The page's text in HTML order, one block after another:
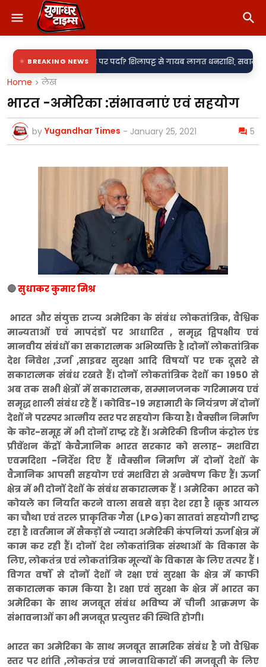
BREAKING NEWS
पारदर्शिता पर पर्दा? शिलापट्ट से गायब लागत धनराशि, सवालों के घेरे में नगर
Home लेख
भारत -अमेरिका :संभावनाएं एवं सहयोग
by Yugandhar Times - January 25, 2021 5
🔴सुधाकर कुमार मिश्र
भारत और संयुक्त राज्य अमेरिका के संबंध लोकतांत्रिक, वैश्विक
मान्यताओं एवं मापदंडों पर आधारित , समृद्ध द्विपक्षीय एवं
मानवीय संबंधों का सकारात्मक अभिव्यक्ति है ।दोनों लोकतांत्रिक
देश निवेश ,उर्जा ,साइबर सुरक्षा आदि विषयों पर एक दूसरे से
सकारात्मक संबंध रखते हैं। दोनों लोकतांत्रिक देशों का 1950 से
अब तक सभी क्षेत्रों में सकारात्मक, सम्मानजनक गरिमामय एवं
समृद्ध शाली संबंध रहे हैं । कोविड-19 महामारी के नियंत्रण में दोनों
देशों ने परस्पर आत्मीय स्तर पर सहयोग किया है। वैक्सीन निर्माण
के कोर-समूह में भी दोनों राष्ट्र रहे हैं। अमेरिकी डिजीज कंट्रोल एंड
प्रीवेंशन केंद्रों केवैज्ञानिक भारत सरकार को सलाह- मशविरा
एवमदिशा -निर्देश दिए हैं ।वैक्सीन निर्माण में दोनों देशों के
वैज्ञानिक आपसी सहयोग एवं मशविरा से अन्वेषण किए हैं। ऊर्जा
क्षेत्र में भी दोनों देशों के संबंध सकारात्मक हैं । अमेरिका भारत को
कोयले का निर्यात करने वाला सबसे बड़ा देश रहा है ।क्रूड आयल
का चौथा एवं तरल प्राकृतिक गैस (LPG)का सातवां सहयोगी राष्ट्र
रहा है ।वर्तमान में सैकड़ों से ज्यादा अमेरिकी कंपनियां ऊर्जा क्षेत्र में
काम कर रही हैं। दोनों देश लोकतांत्रिक संस्थाओं के विकास के
लिए, लोकतंत्र एवं लोकतांत्रिक मूल्यों के विकास के लिए तत्पर हैं ।
विगत वर्षों से दोनों देशों ने रक्षा एवं सुरक्षा के क्षेत्र में काफी
सकारात्मक काम किया है। रक्षा एवं सुरक्षा के क्षेत्र में भारत का
अमेरिका के साथ मजबूत संबंध भविष्य में चीनी आक्रमण के
संभावनाओं का भी मजबूत प्रत्युत्तर की स्थिति होगी।
भारत का अमेरिका के साथ मजबूत सामरिक संबंध है जो वैश्विक
स्तर पर शांति ,लोकतंत्र एवं मानवाधिकारों की मजबूती के लिए